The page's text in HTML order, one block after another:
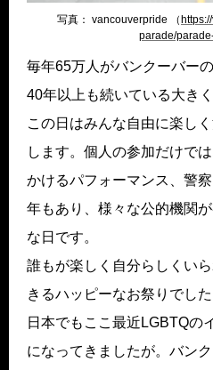
写真： vancouverpride （
parade/
毎年65万人がバンクーバー
40年以上も続いている大き
この日はみんな自由に楽し
します。個人の参加だけで
かけるパフォーマンス、警
年もあり、様々な公的機関
な日です。
誰もが楽しく自分らしくい
きるハッピーなお祭りでした
日本でもここ最近LGBTQの
になってきましたが。バン